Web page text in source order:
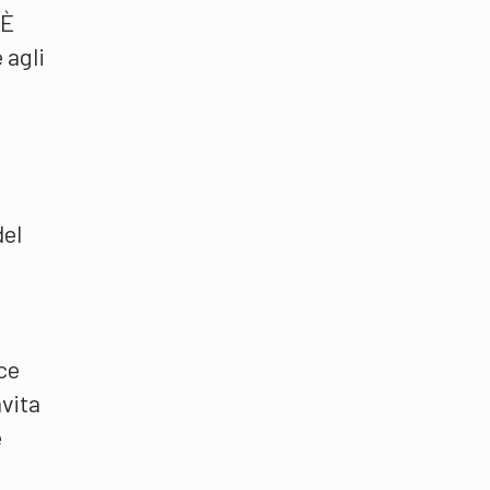
agli